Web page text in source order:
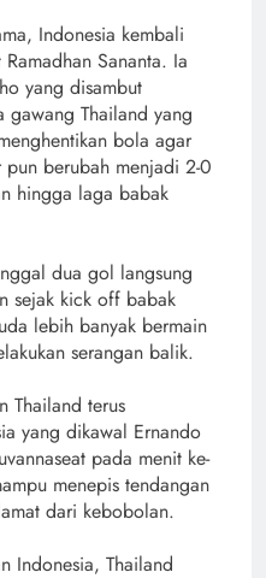
Indonesia kembali
Sananta. Ia
yang disambut
gawang Thailand yang
bola agar
berubah menjadi 2-0
hingga laga babak
dua gol langsung
sejak kick off babak
lebih banyak bermain
serangan balik.
Thailand terus
yang dikawal Ernando
pada menit ke-
menepis tendangan
dari kebobolan.
Indonesia, Thailand